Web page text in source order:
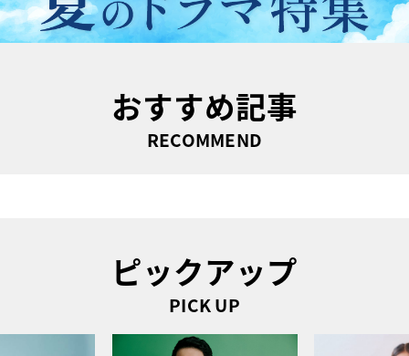
おすすめ記事
RECOMMEND
ピックアップ
PICK UP